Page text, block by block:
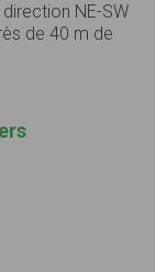
NE-SW
de 40 m de